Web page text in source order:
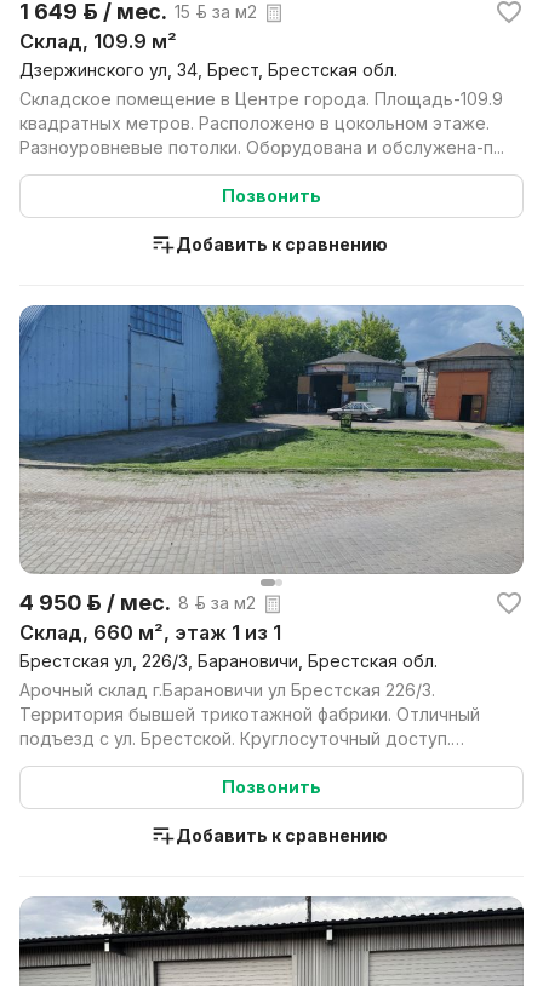
1 649 р. / мес. 15 р. за м2
Склад, 109.9 м²
Дзержинского ул, 34, Брест, Брестская обл.
Складское помещение в Центре города. Площадь-109.9
квадратных метров. Расположено в цокольном этаже.
Разноуровневые потолки. Оборудована и обслужена-п...
Позвонить
Добавить к сравнению
4 950 р. / мес. 8 р. за м2
Склад, 660 м², этаж 1 из 1
Брестская ул, 226/3, Барановичи, Брестская обл.
Арочный склад г.Барановичи ул Брестская 226/3.
Территория бывшей трикотажной фабрики. Отличный
подъезд с ул. Брестской. Круглосуточный доступ.
Арочный...
Позвонить
Добавить к сравнению